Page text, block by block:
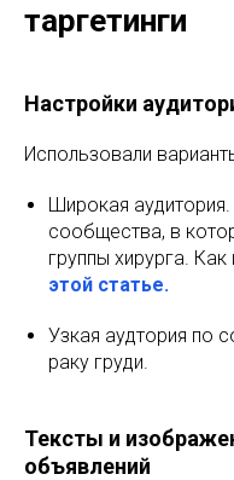
таргетинги
Настройки
Использовали
Широкая
сообщества, в
группы хирурга.
этой статье.
Узкая аудтория по
раку груди.
Тексты и
объявлений